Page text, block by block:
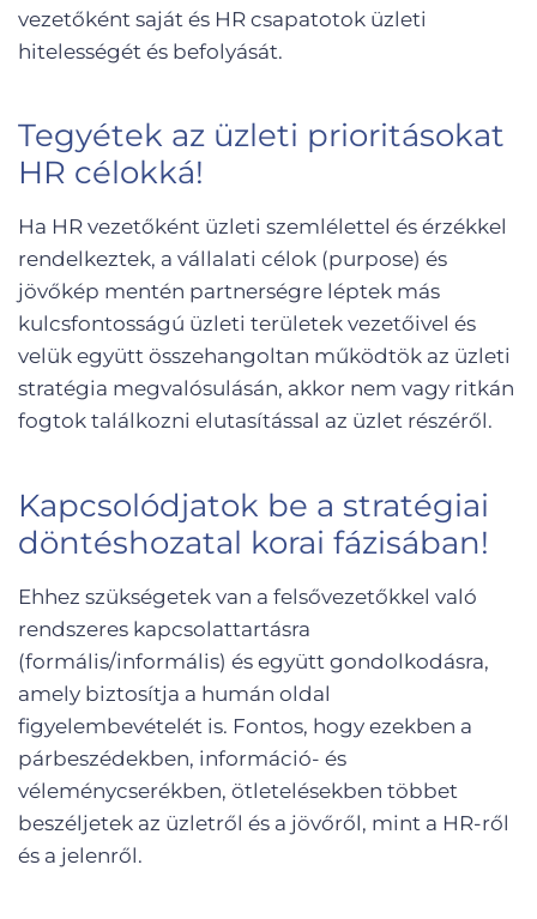
vezetőként saját és HR csapatotok üzleti
hitelességét és befolyását.
Tegyétek az üzleti prioritásokat
HR célokká!
Ha HR vezetőként üzleti szemlélettel és érzékkel
rendelkeztek, a vállalati célok (purpose) és
jövőkép mentén partnerségre léptek más
kulcsfontosságú üzleti területek vezetőivel és
velük együtt összehangoltan működtök az üzleti
stratégia megvalósulásán, akkor nem vagy ritkán
fogtok találkozni elutasítással az üzlet részéről.
Kapcsolódjatok be a stratégiai
döntéshozatal korai fázisában!
Ehhez szükségetek van a felsővezetőkkel való
rendszeres kapcsolattartásra
(formális/informális) és együtt gondolkodásra,
amely biztosítja a humán oldal
figyelembevételét is. Fontos, hogy ezekben a
párbeszédekben, információ- és
véleménycserékben, ötletelésekben többet
beszéljetek az üzletről és a jövőről, mint a HR-ről
és a jelenről.